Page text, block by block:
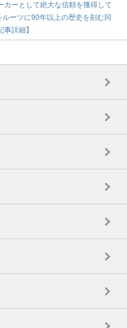
カーとして絶大な信頼を獲得して
ーツに90年以上の歴史を刻む同
詳細】